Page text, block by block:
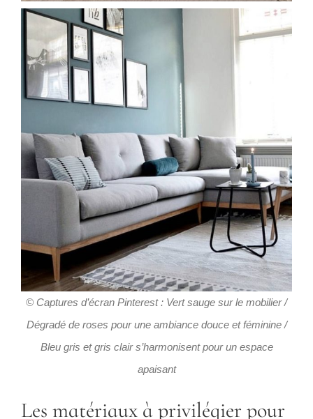
© Captures d’écran Pinterest : Vert sauge sur le mobilier /
Dégradé de roses pour une ambiance douce et féminine /
Bleu gris et gris clair s’harmonisent pour un espace
apaisant
Les matériaux à privilégier pour